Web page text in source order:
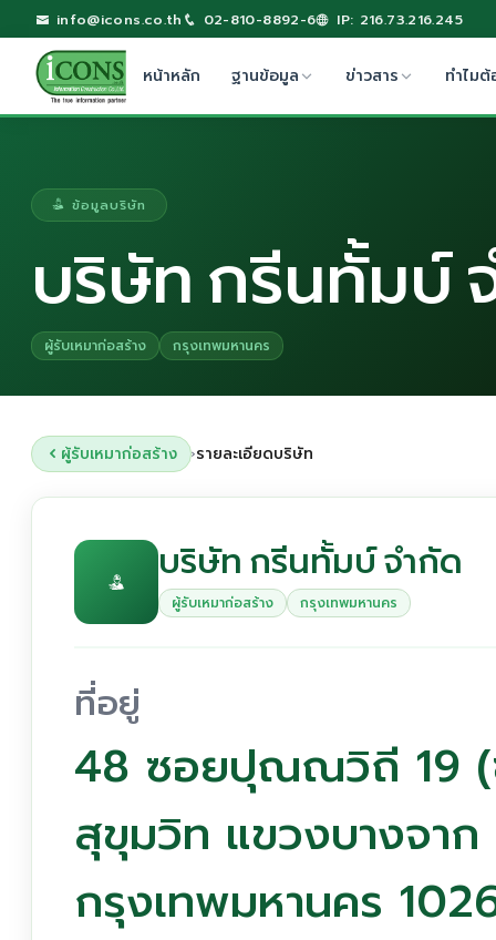
info@icons.co.th 02-810-8892-6 IP: 216.73.216.245
หน้าหลัก ฐานข้อมูล ข่าวสาร ทำไมต้
ข้อมูลบริษัท
บริษัท กรีนทั้มบ์
ผู้รับเหมาก่อสร้าง กรุงเทพมหานคร
ผู้รับเหมาก่อสร้าง ›รายละเอียดบริษัท
บริษัท กรีนทั้มบ์ จำกัด
ผู้รับเหมาก่อสร้าง กรุงเทพมหานคร
ที่อยู่
48 ซอยปุณณวิถี 19 (
สุขุมวิท แขวงบางจาก
กรุงเทพมหานคร